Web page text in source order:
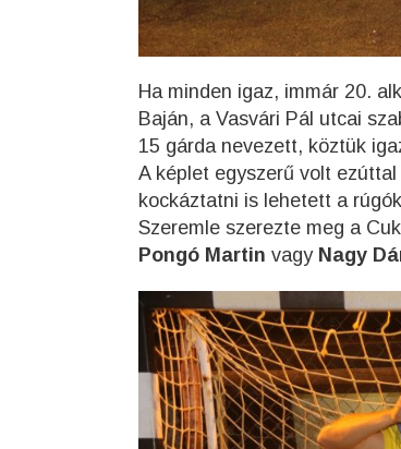
Ha minden igaz, immár 20.
Baján, a Vasvári Pál utcai
15 gárda nevezett, köztük
A képlet egyszerű volt
kockáztatni is lehetett a
Szeremle szerezte meg a
Pongó Martin vagy Nagy